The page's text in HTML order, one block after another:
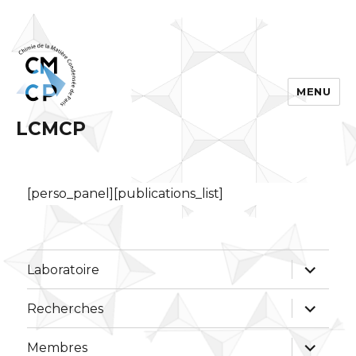
LCMCP
MENU
[perso_panel][publications_list]
Laboratoire
ouvrir
le
sous-
menu
Recherches
ouvrir
le
sous-
menu
Membres
ouvrir